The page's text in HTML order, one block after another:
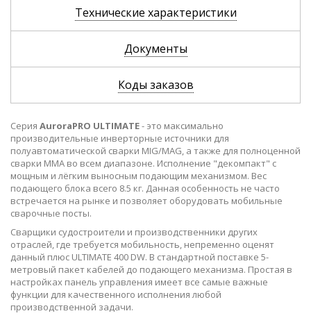
385 350 р.
Технические характеристики
Документы
Коды заказов
Серия AuroraPRO ULTIMATE- это максимально
производительные инверторные источники для
полуавтоматической сварки MIG/MAG, а также для полноценной
сварки MMA во всем диапазоне. Исполнение "декомпакт" с
мощным и лёгким выносным подающим механизмом. Вес
подающего блока всего 8.5 кг. Данная особенность не часто
встречается на рынке и позволяет оборудовать мобильные
сварочные посты.
Сварщики судостроители и производственники других
отраслей, где требуется мобильность, непременно оценят
данный плюс ULTIMATE 400 DW. В стандартной поставке 5-
метровый пакет кабелей до подающего механизма. Простая в
настройках панель управления имеет все самые важные
функции для качественного исполнения любой
производственной задачи.